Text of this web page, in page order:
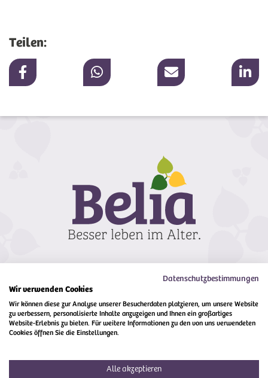
Teilen:
Kontakt Impressum Compliance
Datenschutzbestimmungen
Wir verwenden Cookies
Wir können diese zur Analyse unserer Besucherdaten platzieren, um unsere Website
zu verbessern, personalisierte Inhalte anzuzeigen und Ihnen ein großartiges
Website-Erlebnis zu bieten. Für weitere Informationen zu den von uns verwendeten
Cookies öffnen Sie die Einstellungen.
Alle akzeptieren